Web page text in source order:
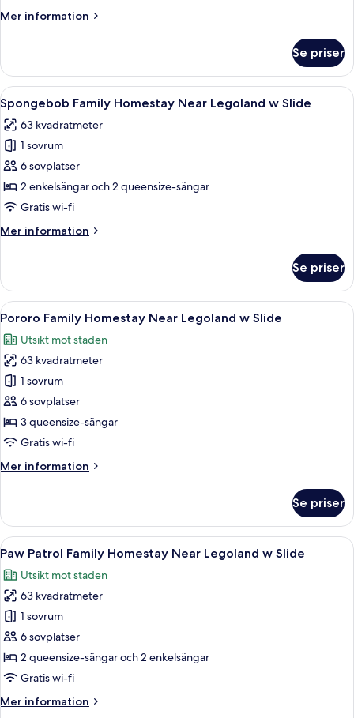
Homestay
w
Slide
Mer information
Mer
Bare
Bears
Family
Homestay
Near
Legoland
w
Slide
Se priser
Öppna
alla
foton
för
Spongebob
Family
Homestay
Legoland
Ett hotellrum med trägolv, en säng,
9
Spongebob Family Homestay Near Legoland w Slide
63 kvadratmeter
1 sovrum
6 sovplatser
2 enkelsängar och 2 queensize-sängar
Gratis wi-fi
Mer information
Mer
Family
Homestay
Near
w
Slide
Se priser
Öppna
alla
foton
för
Pororo
Family
Homestay
Near
w
En modern hotellinteriör med ett
15
Pororo Family Homestay Near Legoland w Slide
Utsikt mot staden
63 kvadratmeter
1 sovrum
6 sovplatser
3 queensize-sängar
Gratis wi-fi
Mer information
Mer
Family
Homestay
Near
w
Slide
Se priser
Öppna
alla
foton
för
Paw
Patrol
Family
Homestay
Legoland
Paw Patrol Family Homestay Near
10
Paw Patrol Family Homestay Near Legoland w Slide
Utsikt mot staden
63 kvadratmeter
1 sovrum
6 sovplatser
2 queensize-sängar och 2 enkelsängar
Gratis wi-fi
Mer information
Mer